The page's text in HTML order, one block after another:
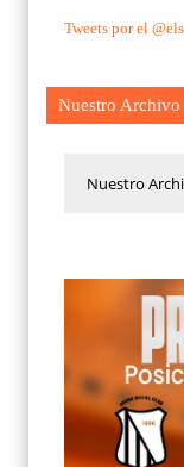
Tweets por el
Nuestro Archivo